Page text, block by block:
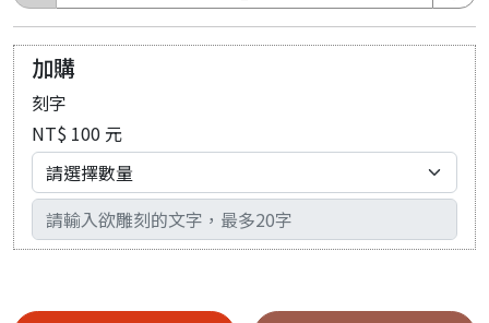
加購
刻字
NT$ 100 元
輸入文字